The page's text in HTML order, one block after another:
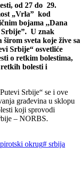
od 27 do 29.
„Vrla” kod
bojama ,,Dana
U znak
širom sveta koje žive sa
Srbije“ osvetliće
o retkim bolestima,
bolesti i
Srbije“ se i ove
građevina u sklopu
koji sprovodi
– NORBS.
pirotski okrug# srbija